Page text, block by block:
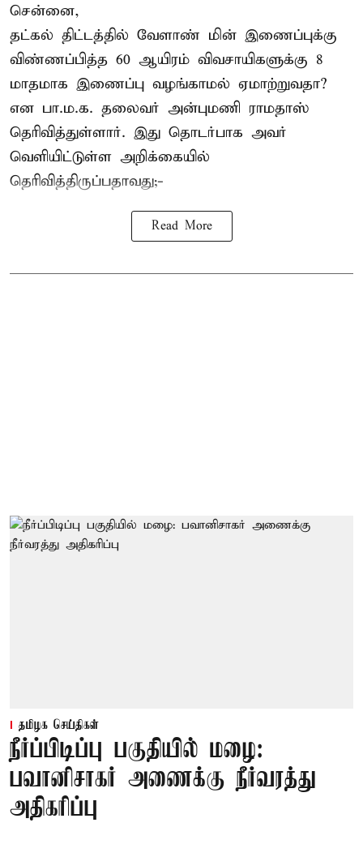
சென்னை,
தட்கல் திட்டத்தில் வேளாண் மின் இணைப்புக்கு
விண்ணப்பித்த 60 ஆயிரம் விவசாயிகளுக்கு 8
மாதமாக இணைப்பு வழங்காமல் ஏமாற்றுவதா?
என பா.ம.க. தலைவர் அன்புமணி ராமதாஸ்
தெரிவித்துள்ளார். இது தொடர்பாக அவர்
வெளியிட்டுள்ள அறிக்கையில்
தெரிவித்திருப்பதாவது;-
Read More
தமிழக செய்திகள்
நீர்ப்பிடிப்பு பகுதியில் மழை:
பவானிசாகர் அணைக்கு நீர்வரத்து
அதிகரிப்பு